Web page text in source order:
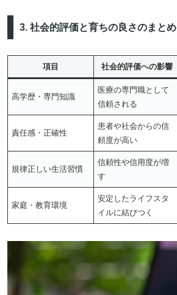
3. 社会的評価と育ちの良さのまとめ
項目 社会的評価への影響
高学歴・専門知識
医療の専門職として
信頼される
責任感・正確性
患者や社会からの信
頼度が高い
規律正しい生活習慣
信頼性や信用度が増
す
家庭・教育環境
安定したライフスタ
イルに結びつく